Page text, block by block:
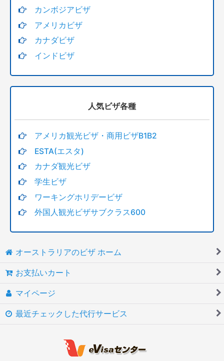
カンボジアビザ
アメリカビザ
カナダビザ
インドビザ
人気ビザ各種
アメリカ観光ビザ・商用ビザB1B2
ESTA(エスタ)
カナダ観光ビザ
学生ビザ
ワーキングホリデービザ
外国人観光ビザサブクラス600
オーストラリアのビザ ホーム
お支払いカート
マイページ
最近チェックした代行サービス